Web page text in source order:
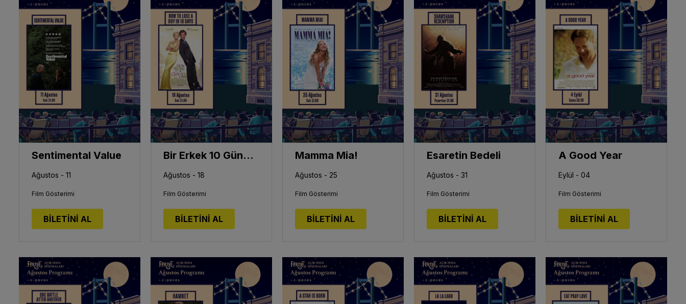
Sentimental Value
Ağustos - 11
Film Gösterimi
BİLETİNİ AL
Bir Erkek 10 Günde Nasıl Kaybedilir
Ağustos - 18
Film Gösterimi
BİLETİNİ AL
Mamma Mia!
Ağustos - 25
Film Gösterimi
BİLETİNİ AL
Esaretin Bedeli
Ağustos - 31
Film Gösterimi
BİLETİNİ AL
A Good Year
Eylül - 04
Film Gösterimi
BİLETİNİ AL